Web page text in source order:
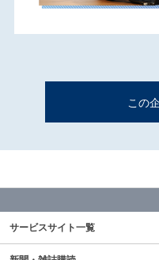
この
サービスサイト一覧